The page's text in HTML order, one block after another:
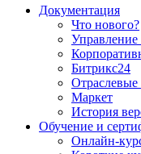
Документация
Что нового?
Управление
Битрикс24
Маркет
История
Обучение и
Онлайн-